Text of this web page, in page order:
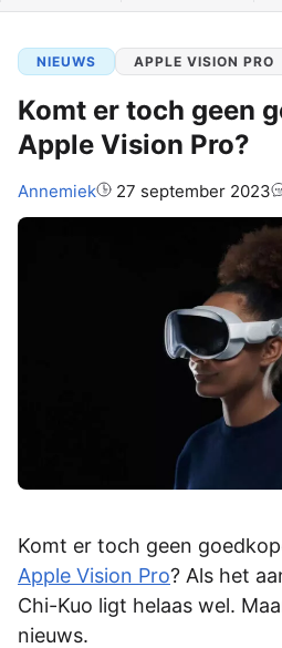
NIEUWS APPLE VISION PRO
Komt er toch geen
Apple Vision Pro?
Auteur:
Annemiek 27 september 2023
Komt er toch geen
Apple Vision Pro? Als het
Chi-Kuo ligt helaas wel.
nieuws.